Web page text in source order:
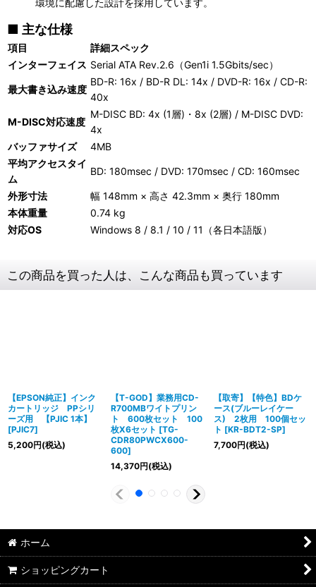
■ 主な仕様
項目
詳細スペック
インターフェイス Serial ATA Rev.2.6（Gen1i 1.5Gbits/sec）
最大書き込み速度
BD-R: 16x / BD-R DL: 14x / DVD-R: 16x / CD-R:
40x
M-DISC対応速度
M-DISC BD: 4x (1層)・8x (2層) / M-DISC DVD:
4x
バッファサイズ
4MB
平均アクセスタイ
ム
BD: 180msec / DVD: 170msec / CD: 160msec
外形寸法
幅 148mm × 高さ 42.3mm × 奥行 180mm
本体重量
0.74 kg
対応OS
Windows 8 / 8.1 / 10 / 11（各日本語版）
この商品を買った人は、こんな商品も買っています
【EPSON純正】インク
カートリッジ PPシリ
ーズ用 【PJIC 1本】
[PJIC7]
5,200円(税込)
【T-GOD】業務用CD-
R700MBワイトプリン
ト 600枚セット 100
枚X6セット [TG-
CDR80PWCX600-
600]
14,370円(税込)
【取寄】【特色】BDケ
ース(ブルーレイケー
ス) 2枚用 100個セッ
ト [KR-BDT2-SP]
7,700円(税込)
ホーム
ショッピングカート